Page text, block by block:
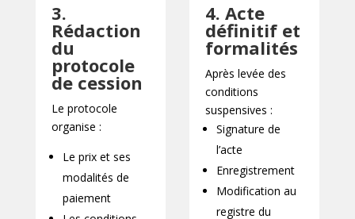
3.
Rédaction
du
protocole
de cession
Le protocole
organise :
Le prix et ses
modalités de
paiement
4. Acte
définitif et
formalités
Après levée des
conditions
suspensives :
Signature de
l’acte
Enregistrement
Modification au
registre du